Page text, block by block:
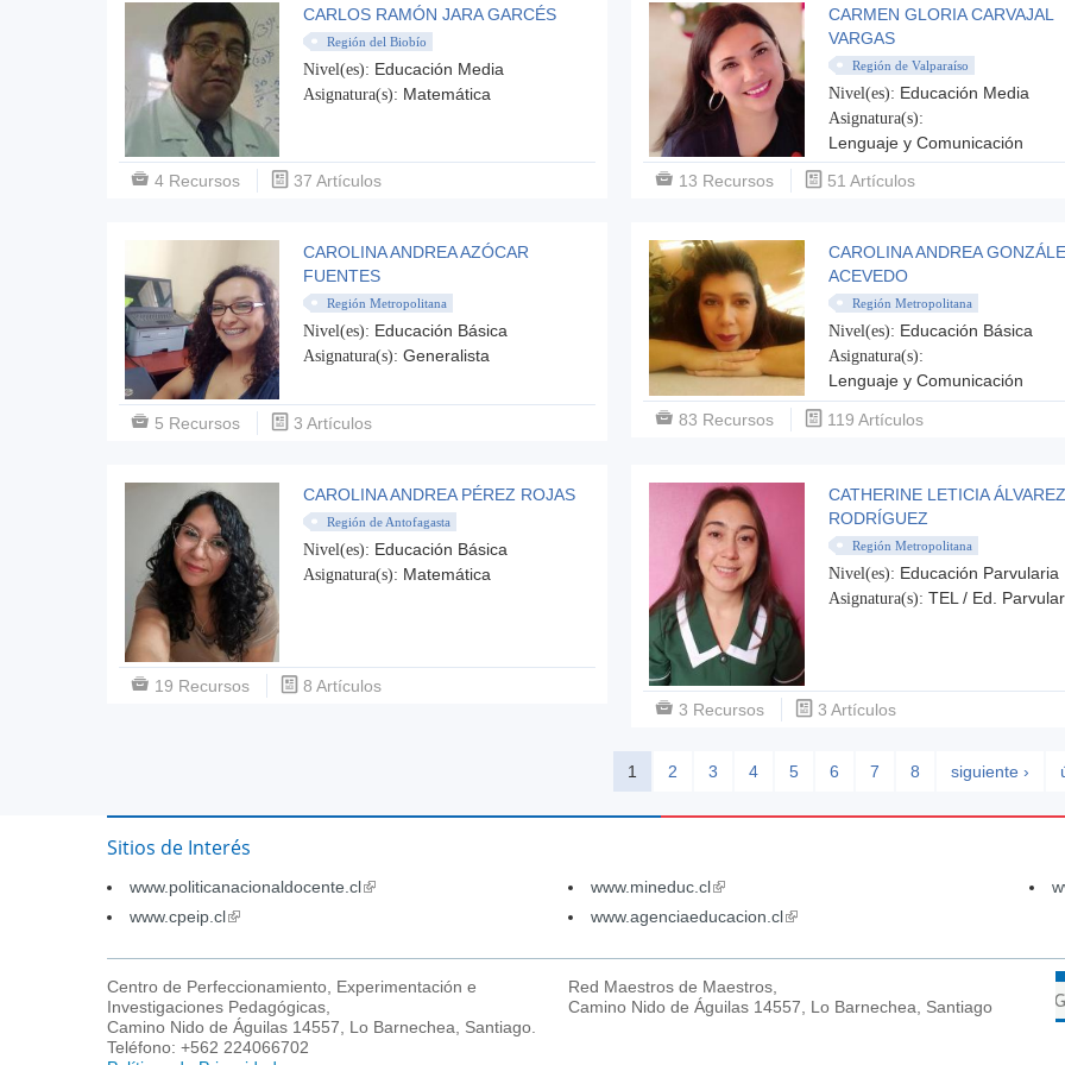
CARLOS RAMÓN JARA GARCÉS
Región del Biobío
Nivel(es): Educación Media
Asignatura(s): Matemática
4 Recursos 37 Artículos
CARMEN GLORIA CARVAJAL
VARGAS
Región de Valparaíso
Nivel(es): Educación Media
Asignatura(s):
Lenguaje y Comunicación
13 Recursos 51 Artículos
CAROLINA ANDREA AZÓCAR
FUENTES
Región Metropolitana
Nivel(es): Educación Básica
Asignatura(s): Generalista
5 Recursos 3 Artículos
CAROLINA ANDREA
ACEVEDO
Región Metropolitana
Nivel(es): Educación Básica
Asignatura(s):
Lenguaje y Comunicación
83 Recursos 119 Artículos
CAROLINA ANDREA PÉREZ ROJAS
Región de Antofagasta
Nivel(es): Educación Básica
Asignatura(s): Matemática
19 Recursos 8 Artículos
CATHERINE LETICIA ÁLVAREZ
RODRÍGUEZ
Región Metropolitana
Nivel(es): Educación Parvularia
Asignatura(s): TEL / Ed.
3 Recursos 3 Artículos
1 2 3 4 5 6 7 8 siguiente ›
Sitios de Interés
www.politicanacionaldocente.cl(link
www.mineduc.cl(link
is
www.cpeip.cl(link
external)
www.agenciaeducacion.cl(link
external)
Centro de Perfeccionamiento, Experimentación e
Investigaciones Pedagógicas,
Camino Nido de Águilas 14557, Lo Barnechea, Santiago.
Teléfono: +562 224066702
Red Maestros de Maestros,
Camino Nido de Águilas 14557, Lo Barnechea, Santiago